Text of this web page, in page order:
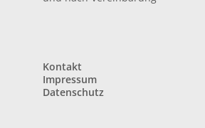
Kontakt
Impressum
Datenschutz